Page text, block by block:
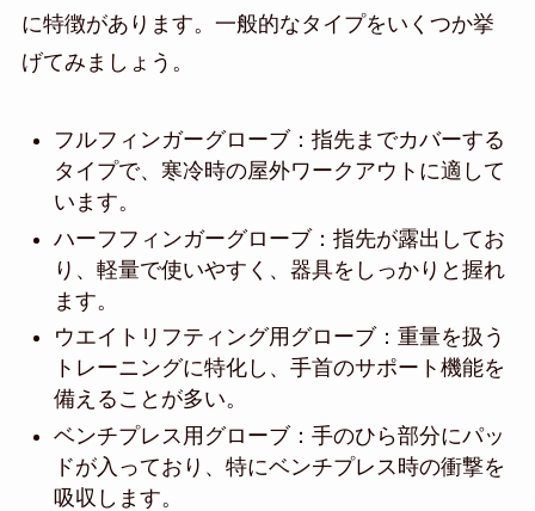
に特徴があります。一般的なタイプをいくつか挙
げてみましょう。
フルフィンガーグローブ：指先までカバーする
タイプで、寒冷時の屋外ワークアウトに適して
います。
ハーフフィンガーグローブ：指先が露出してお
り、軽量で使いやすく、器具をしっかりと握れ
ます。
ウエイトリフティング用グローブ：重量を扱う
トレーニングに特化し、手首のサポート機能を
備えることが多い。
ベンチプレス用グローブ：手のひら部分にパッ
ドが入っており、特にベンチプレス時の衝撃を
吸収します。